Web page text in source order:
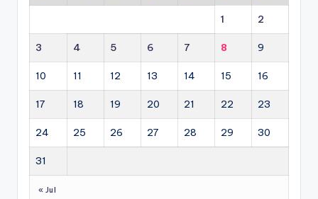
1 2
3 4 5 6 7 8 9
10 11 12 13 14 15 16
17 18 19 20 21 22 23
24 25 26 27 28 29 30
31
« Jul